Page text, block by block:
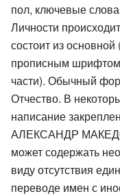
пол, ключевые
Личности
состоит из
прописным
части). Обычный
Отчество. В
написание
АЛЕКСАНДР
может содержать
виду отсутствия
переводе имен с